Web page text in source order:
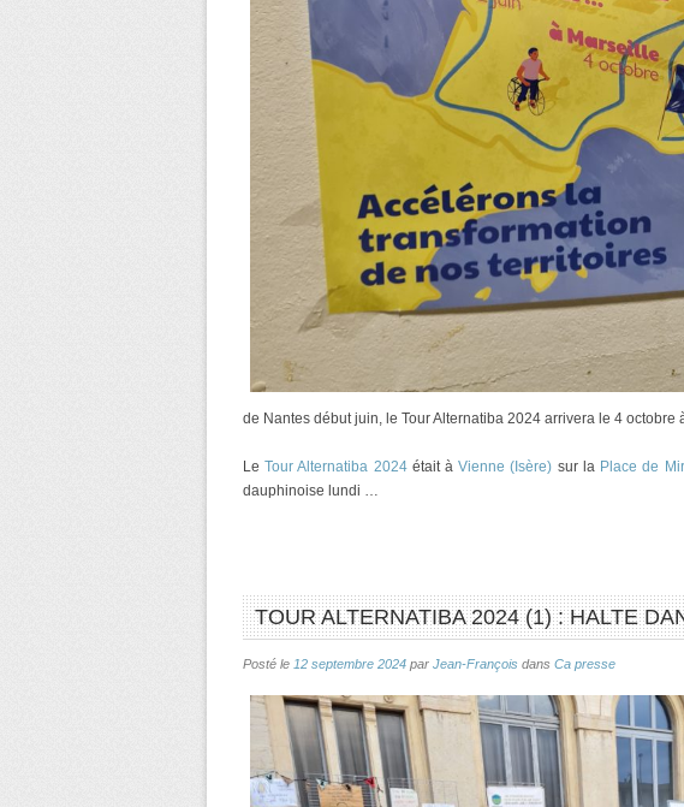
de Nantes début juin, le Tour Alternatiba 2024 arrivera le 4 octobre
LeTour Alternatiba 2024était àVienne (Isère) sur la Place de
dauphinoise lundi …
TOUR ALTERNATIBA 2024 (1) : HALTE
Posté le 12 septembre 2024 par Jean-François dans Ca presse